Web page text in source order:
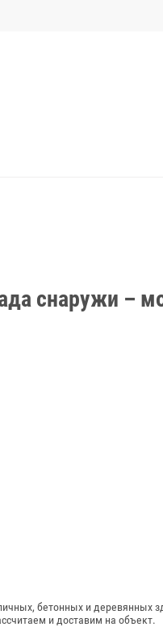
снаружи –
бетонных и деревянных
и доставим на объект.